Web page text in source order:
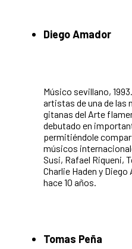
Diego Amador
Músico sevillano,
artistas de una de
gitanas del Arte
debutado en
permitiéndole
músicos
Susi, Rafael Riqueni,
Charlie Haden y
hace 10 años.
Tomas Peña